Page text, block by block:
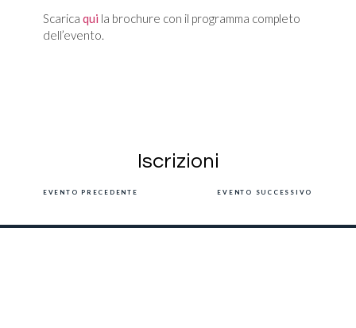
Scarica qui la brochure con il programma completo
dell’evento.
Iscrizioni
EVENTO PRECEDENTE EVENTO SUCCESSIVO